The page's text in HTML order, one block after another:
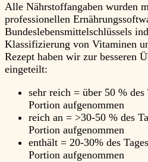
Alle Nährstoffangaben wurden
professionellen
Bundeslebensmittelschlüssels
Klassifizierung von Vitaminen
Rezept haben wir zur besseren
eingeteilt:
sehr reich = über 50 %
Portion aufgenommen
reich an = >30-50 % des
Portion aufgenommen
enthält = 20-30% des
Portion aufgenommen